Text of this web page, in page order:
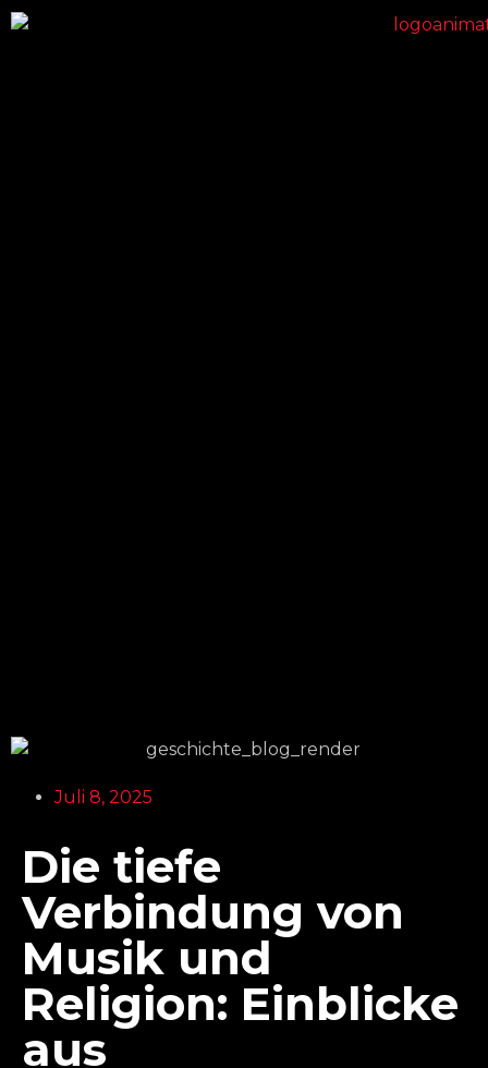
Juli 8, 2025
Die tiefe
Verbindung von
Musik und
Religion: Einblicke
aus